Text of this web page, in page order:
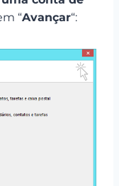
“Avançar“: